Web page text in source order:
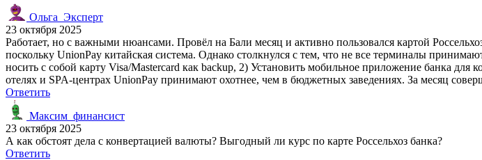
Ольга_Эксперт
23 октября 2025
Работает, но с важными нюансами. Провёл на Бали месяц и активно пользовался картой
поскольку UnionPay китайская система. Однако столкнулся с тем, что не все терминалы
носить с собой карту Visa/Mastercard как backup, 2) Установить мобильное приложение банка
отелях и SPA-центрах UnionPay принимают охотнее, чем в бюджетных заведениях. За месяц
Ответить
Максим_финансист
23 октября 2025
А как обстоят дела с конвертацией валюты? Выгодный ли курс по карте Россельхоз банка?
Ответить